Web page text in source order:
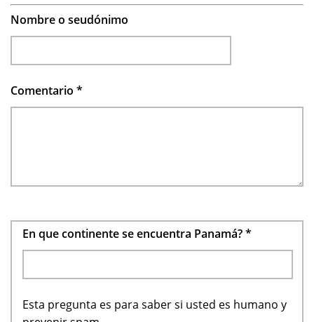
Nombre o seudónimo
Comentario *
En que continente se encuentra Panamá?*
Esta pregunta es para saber si usted es humano y